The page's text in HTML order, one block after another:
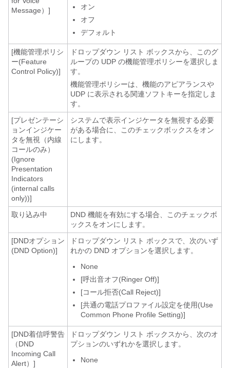
Message）]
オン
オフ
デフォルト
[機能管理ポリシ
ー(Feature
Control Policy)]
ドロップダウン リスト ボックスから、このグ
ループの UDP の機能管理ポリシーを選択しま
す。
機能管理ポリシーは、機能のアピアランスや
UDP に表示される関連ソフトキーを指定しま
す。
[プレゼンテーシ
ョンインジケー
タを無視（内線
コールのみ）
(Ignore
Presentation
Indicators
(internal calls
only))]
システムで表示インジケータを無視する必要
がある場合に、このチェックボックスをオン
にします。
取り込み中
DND 機能を有効にする場合、このチェックボ
ックスをオンにします。
[DNDオプション
(DND Option)]
ドロップダウン リスト ボックスで、次のいず
れかの DND オプションを選択します。
None
[呼出音オフ(Ringer Off)]
[コール拒否(Call Reject)]
[共通の電話プロファイル設定を使用(Use
Common Phone Profile Setting)]
[DND着信呼警告
（DND
Incoming Call
Alert）]
ドロップダウン リスト ボックスから、次のオ
プションのいずれかを選択します。
None